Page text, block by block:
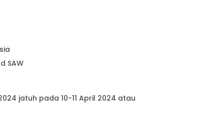
SAW
jatuh pada 10-11 April 2024 atau